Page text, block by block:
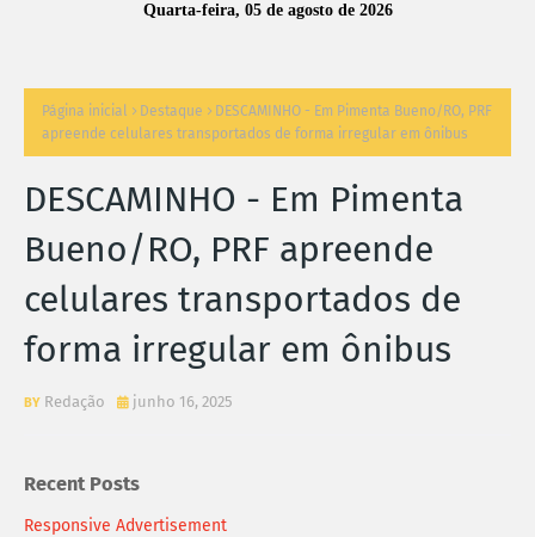
Quarta-feira, 05 de agosto de 2026
Página inicial Destaque
DESCAMINHO - Em Pimenta Bueno/RO, PRF
apreende celulares transportados de forma irregular em ônibus
DESCAMINHO - Em Pimenta
Bueno/RO, PRF apreende
celulares transportados de
forma irregular em ônibus
Redação junho 16, 2025
Recent Posts
Responsive Advertisement